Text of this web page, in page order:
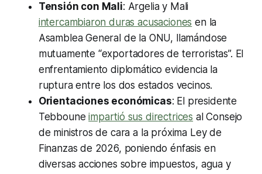
Tensión con Mali: Argelia y Mali
intercambiaron duras acusaciones en la
Asamblea General de la ONU, llamándose
mutuamente “exportadores de terroristas”. El
enfrentamiento diplomático evidencia la
ruptura entre los dos estados vecinos.
Orientaciones económicas: El presidente
Tebbouneimpartió sus directrices al Consejo
de ministros de cara a la próxima Ley de
Finanzas de 2026, poniendo énfasis en
diversas acciones sobre impuestos, agua y